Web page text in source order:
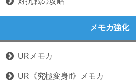
メモカ強化
URメモカ
UR《究極変身if》メモカ